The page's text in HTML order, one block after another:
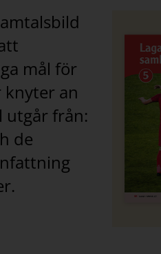
mål för
an
utgår från:
de